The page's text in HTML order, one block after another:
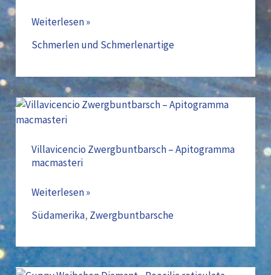
Weiterlesen »
Schmerlen und Schmerlenartige
Villavicencio Zwergbuntbarsch – Apitogramma
macmasteri
Villavicencio
Zwergbuntbarsch
Apitogramma
macmasteri
Weiterlesen »
Südamerika, Zwergbuntbarsche